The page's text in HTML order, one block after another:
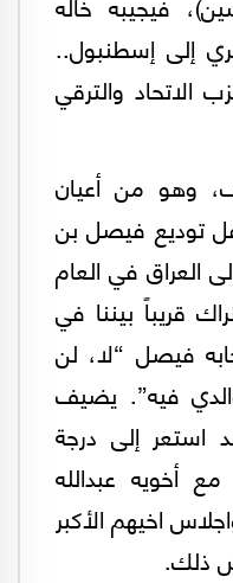
إلى إسطنبول..
والترقي
وهو من أعيان
توديع فيصل بن
العراق في العام
قريباً بيننا في
فيصل “لا، لن
فيه”. يضيف
إلى درجة
مع أخويه عبدالله
اخيهم الأكبر
ذلك.